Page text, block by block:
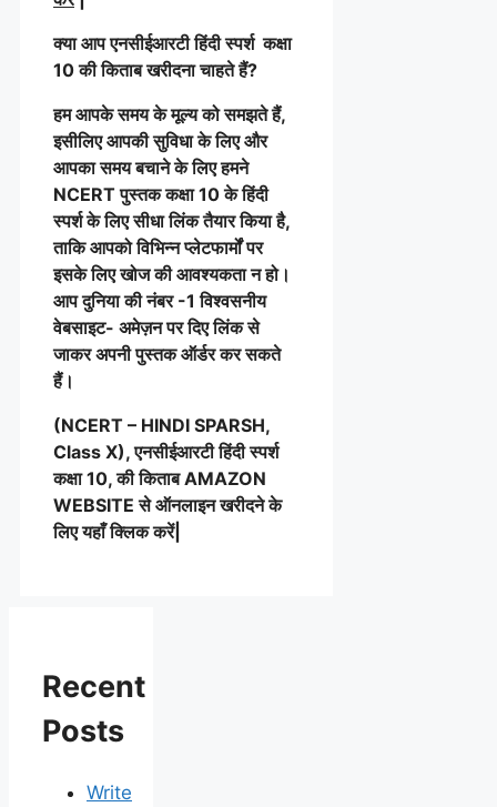
क्या आप एनसीईआरटी हिंदी स्पर्श कक्षा
10 की किताब खरीदना चाहते हैं?
हम आपके समय के मूल्य को समझते हैं,
इसीलिए आपकी सुविधा के लिए और
आपका समय बचाने के लिए हमने
NCERT पुस्तक कक्षा 10 के हिंदी
स्पर्श के लिए सीधा लिंक तैयार किया है,
ताकि आपको विभिन्न प्लेटफार्मों पर
इसके लिए खोज की आवश्यकता न हो।
आप दुनिया की नंबर -1 विश्वसनीय
वेबसाइट- अमेज़न पर दिए लिंक से
जाकर अपनी पुस्तक ऑर्डर कर सकते
हैं।
(NCERT – HINDI SPARSH,
Class X), एनसीईआरटी हिंदी स्पर्श
कक्षा 10, की किताब AMAZON
WEBSITE से ऑनलाइन खरीदने के
लिए यहाँ क्लिक करें|
Recent
Posts
Write